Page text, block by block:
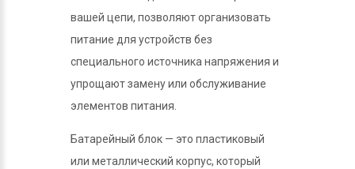
вашей цепи, позволяют организовать
питание для устройств без
специального источника напряжения и
упрощают замену или обслуживание
элементов питания.
Батарейный блок — это пластиковый
или металлический корпус, который